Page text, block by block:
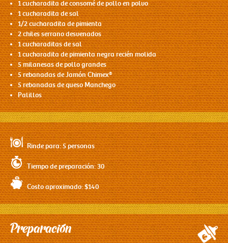
1 cucharadita de consomé de pollo en polvo
1 cucharadita de sal
1/2 cucharadita de pimienta
2 chiles serrano desvenados
1 cucharaditas de sal
1 cucharadita de pimienta negra recién molida
5 milanesas de pollo grandes
5 rebanadas deJamón Chimex®
5 rebanadas de queso Manchego
Palillos
Rinde para: 5 personas
Tiempo de preparación: 30
Costo aproximado: $140
Preparación